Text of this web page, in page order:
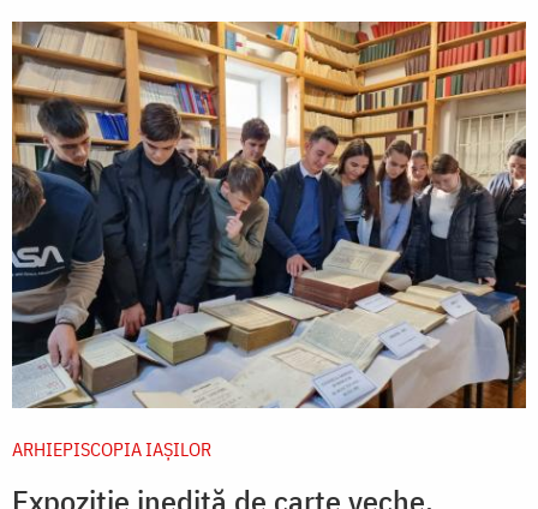
ARHIEPISCOPIA IAŞILOR
Expoziție inedită de carte veche,